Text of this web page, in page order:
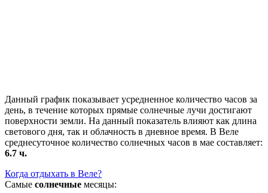
Данный график показывает усредненное количество часов за
день, в течение которых прямые солнечные лучи достигают
поверхности земли. На данный показатель влияют как длина
светового дня, так и облачность в дневное время. В Веле
среднесуточное количество солнечных часов в мае составляет:
6.7 ч.
Когда отдыхать в Веле?
Самые солнечные месяцы: